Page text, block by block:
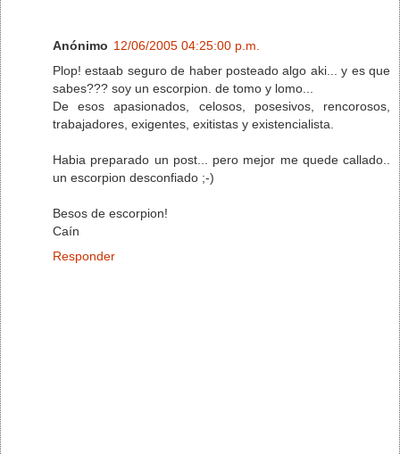
Anónimo 12/06/2005 04:25:00 p.m.
Plop! estaab seguro de haber posteado algo aki... y es que
sabes??? soy un escorpion. de tomo y lomo...
De esos apasionados, celosos, posesivos, rencorosos,
trabajadores, exigentes, exitistas y existencialista.
Habia preparado un post... pero mejor me quede callado..
un escorpion desconfiado ;-)
Besos de escorpion!
Caín
Responder